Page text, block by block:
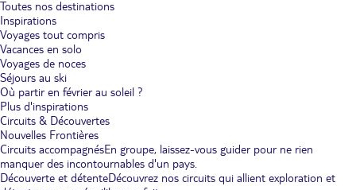
Toutes nos destinations
Inspirations
Voyages tout compris
Vacances en solo
Voyages de noces
Séjours au ski
Où partir en février au soleil ?
Plus d'inspirations
Circuits & Découvertes
Nouvelles Frontières
Circuits accompagnésEn groupe, laissez-vous guider pour ne rien
manquer des incontournables d'un pays.
Découverte et détenteDécouvrez nos circuits qui allient exploration et